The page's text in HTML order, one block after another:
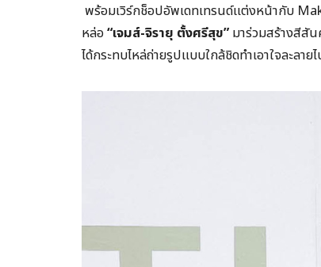
พร้อมเวิร์กช็อปอัพเดทเทรนด์แต่งหน้ากับ
หล่อ“เจมส์-จิรายุ ตั้งศรีสุข” มาร่วมสร้างสีสั
ได้กระทบไหล่ถ่ายรูปแบบใกล้ชิดทำเอาใจละลา